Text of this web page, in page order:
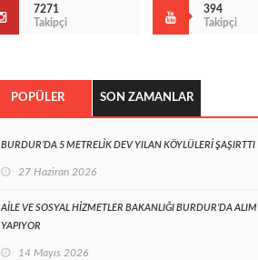
7271
Takipçi
394
Takipçi
POPÜLER SON ZAMANLAR
BURDUR’DA 5 METRELİK DEV YILAN KÖYLÜLERİ ŞAŞIRTTI
27 Haziran 2026
AİLE VE SOSYAL HİZMETLER BAKANLIĞI BURDUR’DA ALIM
YAPIYOR
14 Mayıs 2026